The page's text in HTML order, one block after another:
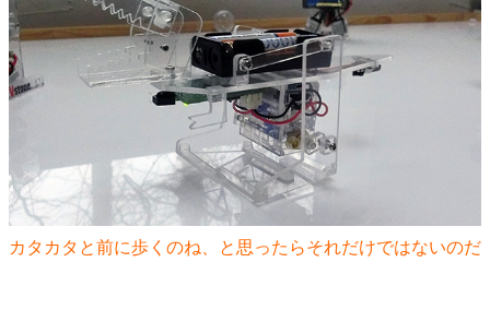
カタカタと前に歩くのね、と思ったらそれだけではないのだ